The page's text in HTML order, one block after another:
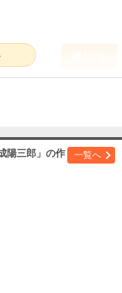
陽三郎」の作
一覧へ